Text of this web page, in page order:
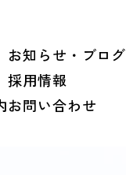
お知らせ・ブログ
採用情報
お問い合わせ